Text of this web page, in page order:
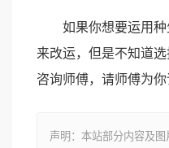
如果你想要运用种
来改运，但是不知道
咨询师傅，请师傅为
声明：本站部分内容及